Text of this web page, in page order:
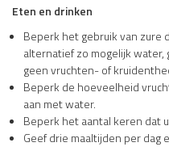
Eten en drinken
Beperk het gebruik van zure
alternatief zo mogelijk
geen vruchten- of
Beperk de hoeveelheid
aan met water.
Beperk het aantal keren dat
Geef drie maaltijden per dag